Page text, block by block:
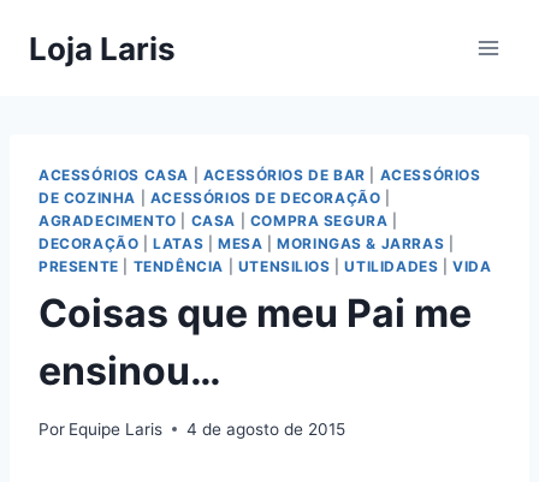
Loja Laris
ACESSÓRIOS CASA ACESSÓRIOS DE BAR
ACESSÓRIOS
DE COZINHA
ACESSÓRIOS DE DECORAÇÃO
AGRADECIMENTO
CASA COMPRA SEGURA
DECORAÇÃO |LATAS MESA |MORINGAS & JARRAS
PRESENTE
TENDÊNCIA UTENSILIOS |UTILIDADES |VIDA
Coisas que meu Pai me
ensinou…
Por Equipe Laris 4 de agosto de 2015